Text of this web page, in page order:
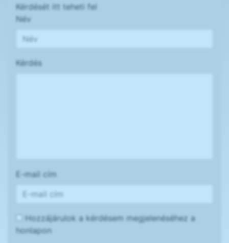
Kérdését itt teheti fel
Név
Kérdés
E-mail cím
Hozzájárulok a kérdésem megjelenéséhez a
honlapon